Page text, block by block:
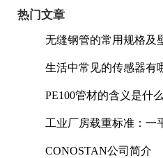
热门文章
无缝钢管的常用规格及
生活中常见的传感器有
PE100管材的含义是什么
工业厂房载重标准：一
CONOSTAN公司简介